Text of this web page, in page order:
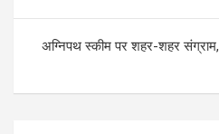
o
k
p
p
अग्निपथ स्कीम पर शहर-शहर